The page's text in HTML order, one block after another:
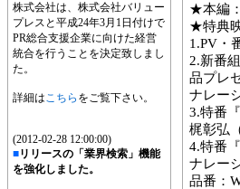
株式会社は、株式会社バリュー
プレスと平成24年3月1日付けで
PR総合支援企業に向けた経営
統合を行うことを決定致しまし
た。
詳細はこちら をご覧下さい。
(2012-02-28 12:00:00)
■リリースの「業界検索」機能
を強化しました。
★本編
★特典
1.PV・
2.新番
品プレ
ナレー
3.特番
梶彰弘
4.特番
ナレー
品番：